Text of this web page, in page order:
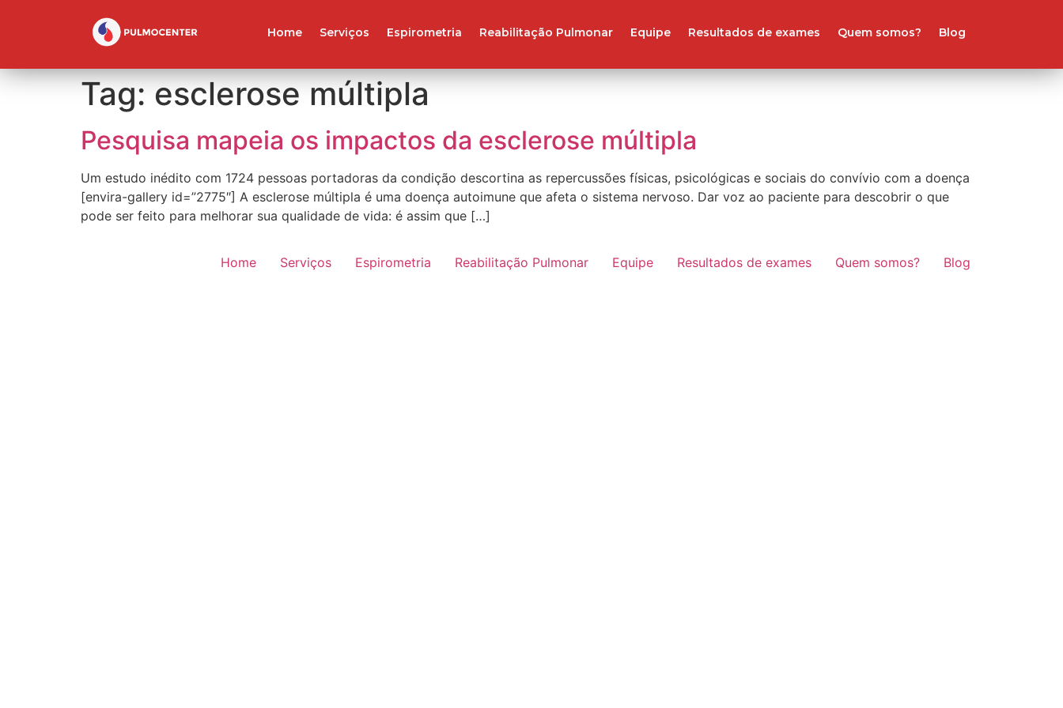
Home Serviços Espirometria Reabilitação Pulmonar Equipe Resultados de exames Quem somos? Blog
Tag:esclerose múltipla
Pesquisa mapeia os impactos da esclerose múltipla
Um estudo inédito com 1724 pessoas portadoras da condição descortina as repercussões físicas, psicológicas e sociais do convívio com a doença
[envira-gallery id=”2775″] A esclerose múltipla é uma doença autoimune que afeta o sistema nervoso. Dar voz ao paciente para descobrir o que
pode ser feito para melhorar sua qualidade de vida: é assim que […]
Home Serviços Espirometria Reabilitação Pulmonar Equipe Resultados de exames Quem somos? Blog